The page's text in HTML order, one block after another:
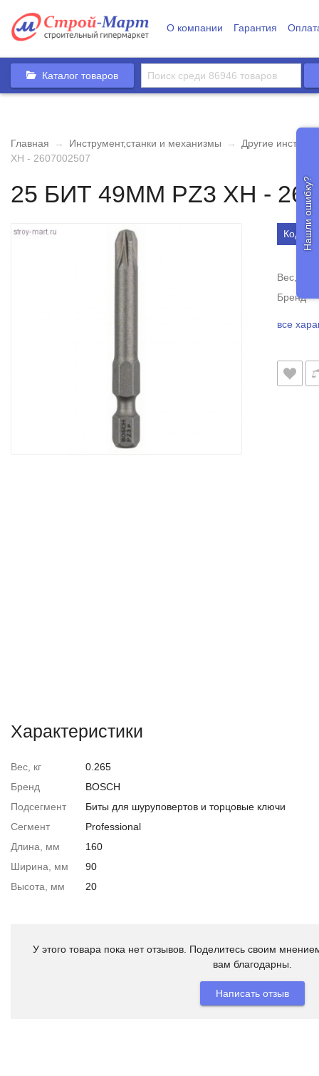
О компании Гарантия
Каталог товаров
Главная → Инструмент,станки и механизмы →
Другие
XH - 2607002507
25 БИТ 49ММ PZ3 XH -
Код
Вес, кг
Бренд
все
Характеристики
Вес, кг
0.265
Бренд
BOSCH
Подсегмент
Биты для шуруповертов и торцовые ключи
Сегмент
Professional
Длина, мм
160
Ширина, мм
90
Высота, мм
20
У этого товара пока нет отзывов. Поделитесь своим
вам благодарны.
Написать отзыв
Нашли ошибку?